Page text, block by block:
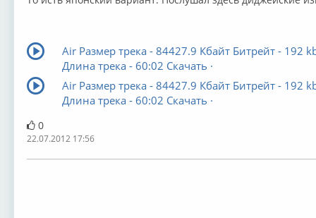
Air Размер трека - 84427.9 Кбайт Битрейт - 192
Длина трека - 60:02 Скачать ·
Air Размер трека - 84427.9 Кбайт Битрейт - 192
Длина трека - 60:02 Скачать ·
0
22.07.2012 17:56